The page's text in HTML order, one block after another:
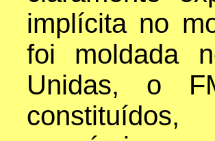
implícita no
foi moldada
Unidas, o